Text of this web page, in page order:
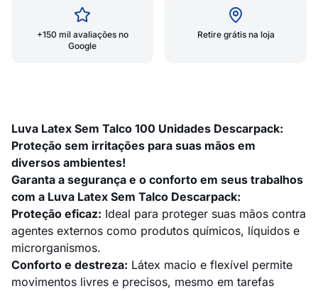
+150 mil avaliações no
Google
Retire grátis na loja
Luva Latex Sem Talco 100 Unidades Descarpack:
Proteção sem irritações para suas mãos em
diversos ambientes!
Garanta a segurança e o conforto em seus trabalhos
com a Luva Latex Sem Talco Descarpack:
Proteção eficaz: Ideal para proteger suas mãos contra
agentes externos como produtos químicos, líquidos e
microrganismos.
Conforto e destreza: Látex macio e flexível permite
movimentos livres e precisos, mesmo em tarefas